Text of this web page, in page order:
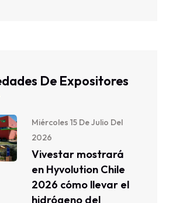
De Expositores
Miércoles 15 De Julio Del
2026
Vivestar mostrará
en Hyvolution Chile
2026 cómo llevar el
hidrógeno del